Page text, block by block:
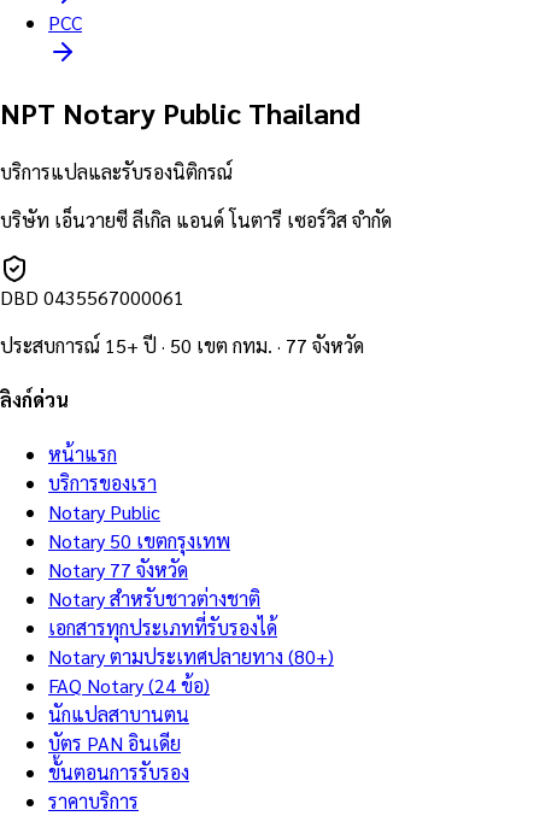
PCC
NPT Notary Public Thailand
บริการแปลและรับรองนิติกรณ์
บริษัท เอ็นวายซี ลีเกิล แอนด์ โนตารี เซอร์วิส จำกัด
DBD 0435567000061
ประสบการณ์ 15+ ปี · 50 เขต กทม. · 77 จังหวัด
ลิงก์ด่วน
หน้าแรก
บริการของเรา
Notary Public
Notary 50 เขตกรุงเทพ
Notary 77 จังหวัด
Notary สำหรับชาวต่างชาติ
เอกสารทุกประเภทที่รับรองได้
Notary ตามประเทศปลายทาง (80+)
FAQ Notary (24 ข้อ)
นักแปลสาบานตน
บัตร PAN อินเดีย
ขั้นตอนการรับรอง
ราคาบริการ